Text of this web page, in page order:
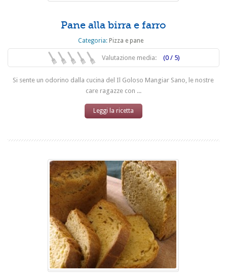
Pane alla birra e farro
Categoria: Pizza e pane
Valutazione media: (0 / 5)
Si sente un odorino dalla cucina del Il Goloso Mangiar Sano, le nostre
care ragazze con ...
Leggi la ricetta